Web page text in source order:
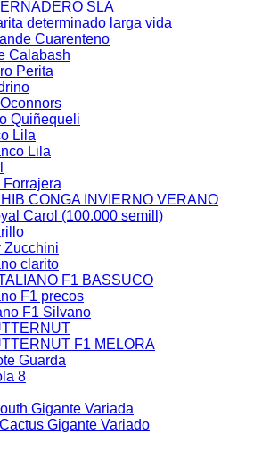
SLA
determinado larga vida
Cuarenteno
Calabash
Perita
Quiñequeli
Lila
Lila
CONGA INVIERNO VERANO
Carol (100.000 semill)
Zucchini
clarito
F1 BASSUCO
F1 precos
F1 Silvano
F1 MELORA
Guarda
8
Gigante Variada
Gigante Variado